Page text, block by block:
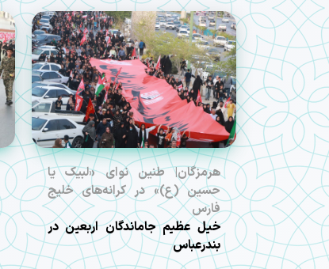
هرمزگان| طنین نوای «لبیک یا
حسین (ع)» در کرانه‌های خلیج
فارس
خیل عظیم جاماندگان اربعین در
بندرعباس